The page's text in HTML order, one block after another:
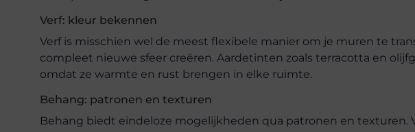
Verf: kleur bekennen
Verf is misschien wel de meest flexibele manier om je muren te
compleet nieuwe sfeer creëren. Aardetinten zoals terracotta en
omdat ze warmte en rust brengen in elke ruimte.
Behang: patronen en texturen
Behang biedt eindeloze mogelijkheden qua patronen en texturen.